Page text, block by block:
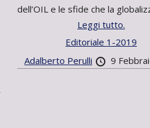
dell’OIL e le sfide che la
Leggi tutto.
Editoriale 1-2019
Adalberto Perulli
9